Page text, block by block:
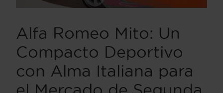
Alfa Romeo Mito: Un
Compacto Deportivo
con Alma Italiana para